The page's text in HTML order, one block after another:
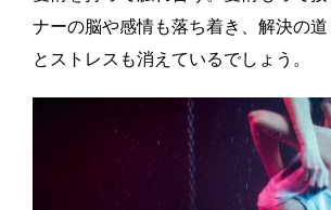
ナーの脳や感情も落ち着き、解決の
とストレスも消えているでしょう。